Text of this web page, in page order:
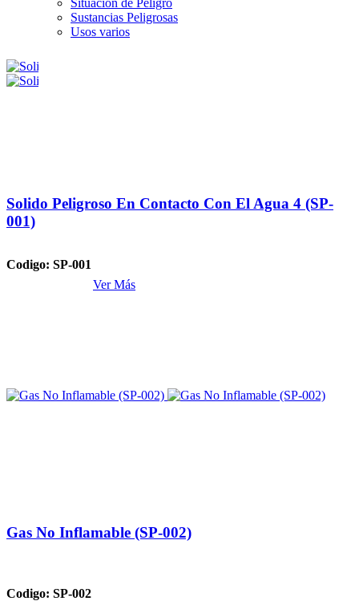
Situación de Peligro
Sustancias Peligrosas
Usos varios
señaletica de seguridad.
Solido Peligroso En Contacto Con El Agua 4 (SP-
001)
Codigo: SP-001
Ver Más
Gas No Inflamable (SP-002)
Codigo: SP-002